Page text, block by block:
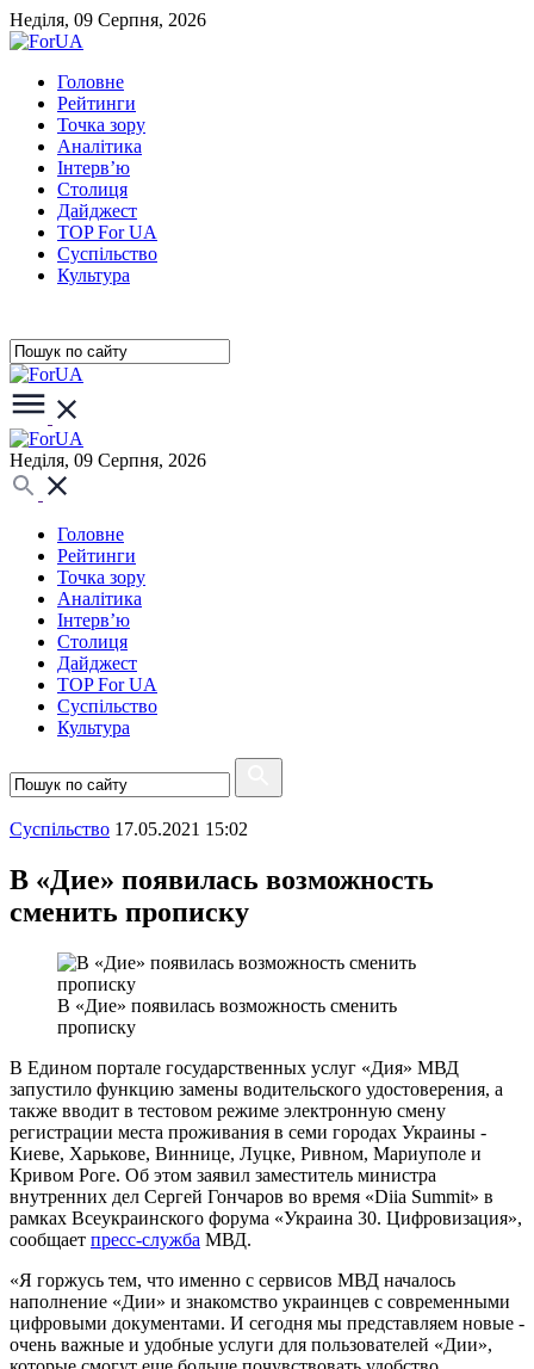
Неділя, 09 Серпня, 2026
Головне
Рейтинги
Точка зору
Аналітика
Інтерв’ю
Столиця
Дайджест
TOP For UA
Суспiльство
Культура
Неділя, 09 Серпня, 2026
Головне
Рейтинги
Точка зору
Аналітика
Інтерв’ю
Столиця
Дайджест
TOP For UA
Суспiльство
Культура
Суспiльство 17.05.2021 15:02
В «Дие» появилась возможность
сменить прописку
В «Дие» появилась возможность сменить
прописку
В Едином портале государственных услуг «Дия» МВД
запустило функцию замены водительского удостоверения, а
также вводит в тестовом режиме электронную смену
регистрации места проживания в семи городах Украины -
Киеве, Харькове, Виннице, Луцке, Ривном, Мариуполе и
Кривом Роге. Об этом заявил заместитель министра
внутренних дел Сергей Гончаров во время «Diia Summit» в
рамках Всеукраинского форума «Украина 30. Цифровизация»,
сообщает пресс-служба МВД.
«Я горжусь тем, что именно с сервисов МВД началось
наполнение «Дии» и знакомство украинцев с современными
цифровыми документами. И сегодня мы представляем новые -
очень важные и удобные услуги для пользователей «Дии»,